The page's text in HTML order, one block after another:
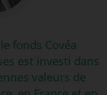
fonds Covéa
est investi dans
valeurs de